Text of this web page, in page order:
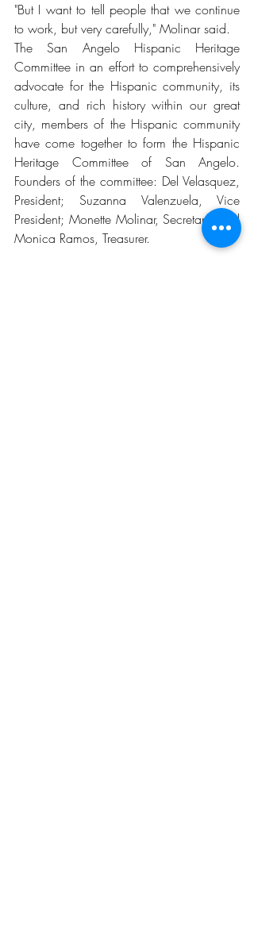
"But I want to tell people that we continue
to work, but very carefully," Molinar said.
The San Angelo Hispanic Heritage
Committee in an effort to comprehensively
advocate for the Hispanic community, its
culture, and rich history within our great
city, members of the Hispanic community
have come together to form the Hispanic
Heritage Committee of San Angelo.
Founders of the committee: Del Velasquez,
President; Suzanna Valenzuela, Vice
President; Monette Molinar, Secretary; and
Monica Ramos, Treasurer.